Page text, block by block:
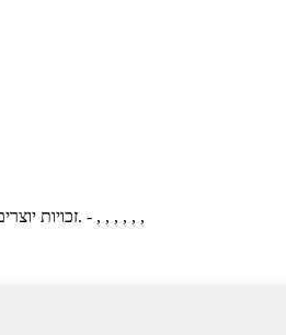
© זכויות יוצרים - 2010-2022 : כל הזכויות שמורות. - , , , , , ,